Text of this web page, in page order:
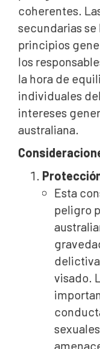
coherentes.
secundarias se
principios
los
la hora de
individuales
intereses
australiana.
Esta
peligro
visado.